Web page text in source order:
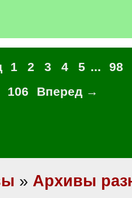
1 2 3 4 5 ...
98
106 Вперед →
» Архивы